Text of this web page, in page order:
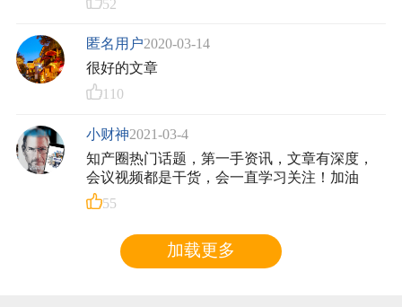
52
匿名用户2020-03-14
很好的文章
110
小财神2021-03-4
知产圈热门话题，第一手资讯，文章有深度，
会议视频都是干货，会一直学习关注！加油
55
加载更多